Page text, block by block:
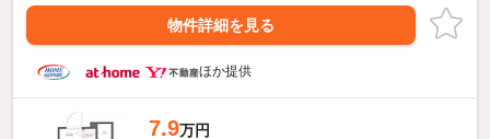
物件詳細を見る
ほか提供
7.9万円